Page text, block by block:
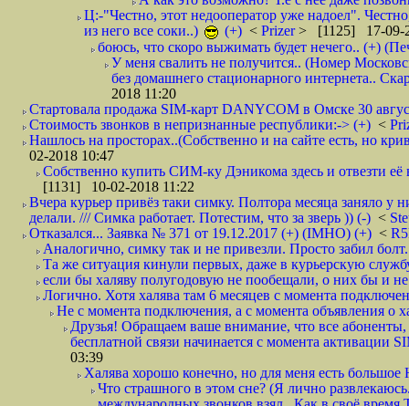
Ц:-"Честно, этот недооператор уже надоел".
из него все соки..)
(+) < Prizer> [1125] 17-09-
боюсь, что скоро выжимать будет нечего.. (+)
У меня свалить не получится.. (Номер
без домашнего стационарного интернета..
2018 11:20
Стартовала продажа SIM-карт DANYCOM в Омске 30
Стоимость звонков в непризнанные республики:-> (+) <
Нашлось на просторах..(Собственно и на сайте есть, но
02-2018 10:47
Собственно купить СИМ-ку Дэникома здесь и отвезти
[1131] 10-02-2018 11:22
Вчера курьер привёз таки симку. Полтора месяца заняло
делали. /// Симка работает. Потестим, что за зверь )) (-) <
Отказался... Заявка № 371 от 19.12.2017 (+) (IMHO) (+) <
Аналогично, симку так и не привезли. Просто забил
Та же ситуация кинули первых, даже в курьерскую
если бы халяву полугодовую не пообещали, о них бы и
Логично. Хотя халява там 6 месяцев с момента
Не с момента подключения, а с момента объявления о
Друзья! Обращаем ваше внимание, что все
бесплатной связи начинается с момента
03:39
Халява хорошо конечно, но для меня есть
Что страшного в этом сне? (Я лично